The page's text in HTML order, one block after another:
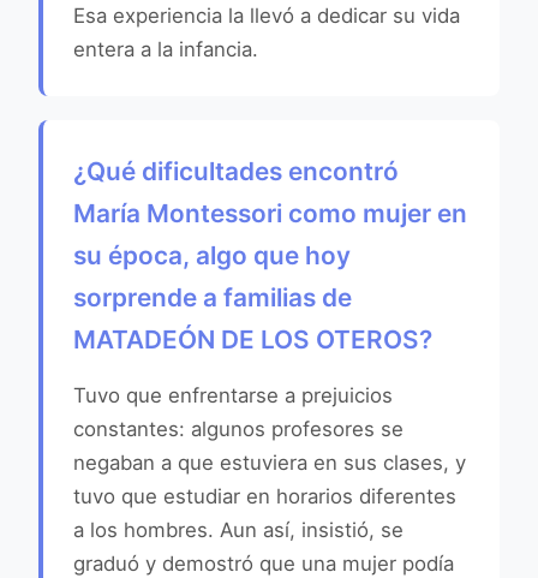
Esa experiencia la llevó a dedicar su vida
entera a la infancia.
¿Qué dificultades encontró
María Montessori como mujer en
su época, algo que hoy
sorprende a familias de
MATADEÓN DE LOS OTEROS?
Tuvo que enfrentarse a prejuicios
constantes: algunos profesores se
negaban a que estuviera en sus clases, y
tuvo que estudiar en horarios diferentes
a los hombres. Aun así, insistió, se
graduó y demostró que una mujer podía